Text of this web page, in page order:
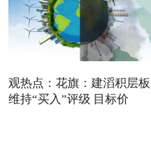
观热点：花旗：建滔积层板
维持“买入”评级 目标价